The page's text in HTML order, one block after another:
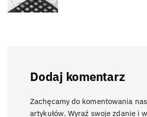
Dodaj komentarz
Zachęcamy do komentowania
artykułów. Wyraź swoje zdanie i